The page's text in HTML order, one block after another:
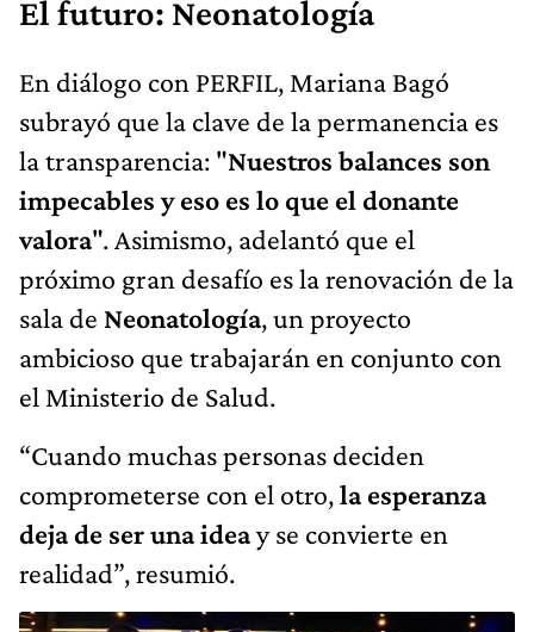
El futuro: Neonatología
En diálogo con PERFIL, Mariana Bagó
subrayó que la clave de la permanencia es
la transparencia: "Nuestros balances son
impecables y eso es lo que el donante
valora". Asimismo, adelantó que el
próximo gran desafío es la renovación de la
sala de Neonatología, un proyecto
ambicioso que trabajarán en conjunto con
el Ministerio de Salud.
“Cuando muchas personas deciden
comprometerse con el otro,la esperanza
deja de ser una ideay se convierte en
realidad”, resumió.